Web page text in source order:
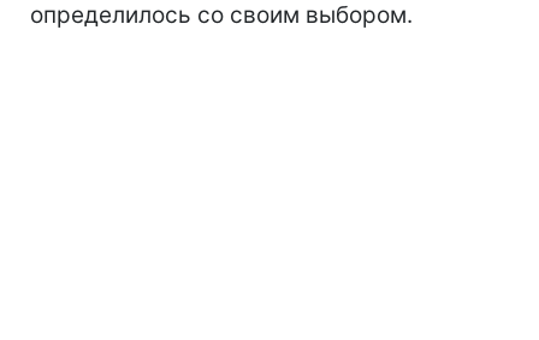
определилось со своим выбором.